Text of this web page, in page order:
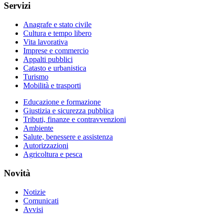
Servizi
Anagrafe e stato civile
Cultura e tempo libero
Vita lavorativa
Imprese e commercio
Appalti pubblici
Catasto e urbanistica
Turismo
Mobilità e trasporti
Educazione e formazione
Giustizia e sicurezza pubblica
Tributi, finanze e contravvenzioni
Ambiente
Salute, benessere e assistenza
Autorizzazioni
Agricoltura e pesca
Novità
Notizie
Comunicati
Avvisi